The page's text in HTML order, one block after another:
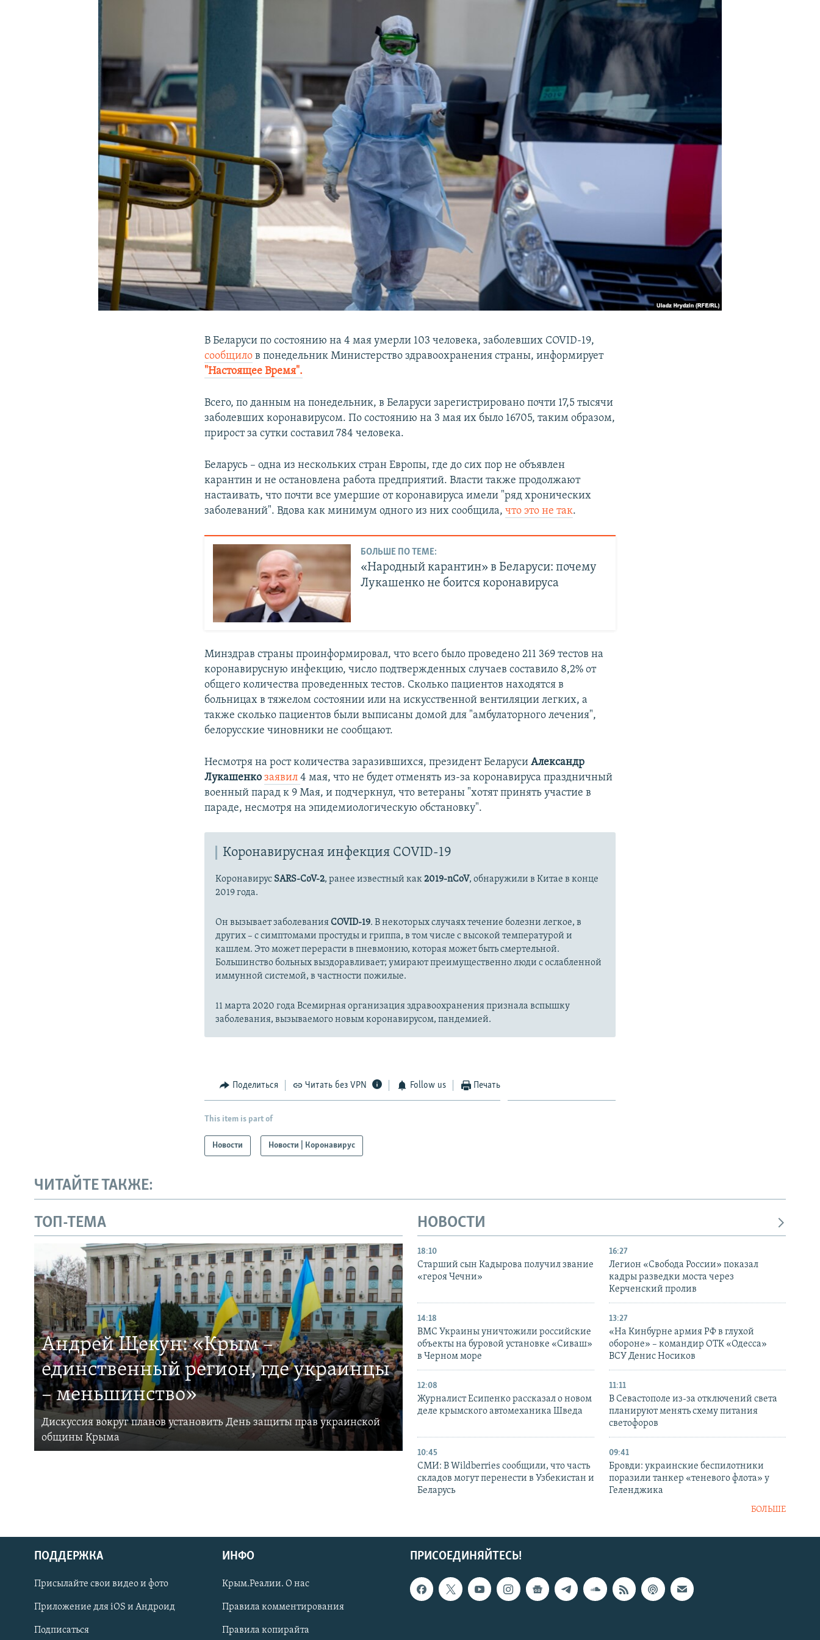
УКРАИНСКАЯ ПРОБЛЕМА КРЫМА
Українською
Qırımtatar
ПРИСОЕДИНЯЙТЕСЬ!
В Беларуси по состоянию на 4 мая умерли 103 человека, заболевших COVID-19,
сообщило в понедельник Министерство здравоохранения страны, информирует
"Настоящее Время".
Всего, по данным на понедельник, в Беларуси зарегистрировано почти 17,5 тысячи
заболевших коронавирусом. По состоянию на 3 мая их было 16705, таким образом,
прирост за сутки составил 784 человека.
Беларусь – одна из нескольких стран Европы, где до сих пор не объявлен
карантин и не остановлена работа предприятий. Власти также продолжают
настаивать, что почти все умершие от коронавируса имели "ряд хронических
заболеваний". Вдова как минимум одного из них сообщила,что это не так.
БОЛЬШЕ ПО ТЕМЕ:
«Народный карантин» в Беларуси: почему
Лукашенко не боится коронавируса
Минздрав страны проинформировал, что всего было проведено 211 369 тестов на
коронавирусную инфекцию, число подтвержденных случаев составило 8,2% от
общего количества проведенных тестов. С​колько пациентов находятся в
больницах в тяжелом состоянии или на искусственной вентиляции легких, а
также сколько пациентов были выписаны домой для "амбулаторного лечения",
белорусские чиновники не сообщают.
Несмотря на рост количества заразившихся, президент БеларусиАлександр
Лукашенко заявил4 мая, что не будет отменять из-за коронавируса праздничный
военный парад к 9 Мая, и подчеркнул, что ветераны "хотят принять участие в
параде, несмотря на эпидемиологическую обстановку".
Коронавирусная инфекция COVID-19
Коронавирус SARS-CoV-2, ранее известный как2019-nCoV, обнаружили в Китае в конце
2019 года.
Он вызывает заболеванияCOVID-19. В некоторых случаях течение болезни легкое, в
других – с симптомами простуды и гриппа, в том числе с высокой температурой и
кашлем. Это может перерасти в пневмонию, которая может быть смертельной.
Большинство больных выздоравливает; умирают преимущественно люди с ослабленной
иммунной системой, в частности пожилые.
11 марта 2020 года Всемирная организация здравоохранения признала вспышку
заболевания, вызываемого новым коронавирусом, пандемией.
Поделиться Читать без VPN Follow us Печать
This item is part of
Новости Новости | Коронавирус
ЧИТАЙТЕ ТАКЖЕ:
ТОП-ТЕМА
Андрей Щекун: «Крым –
единственный регион, где украинцы
– меньшинство»
Дискуссия вокруг планов установить День защиты прав украинской
общины Крыма
НОВОСТИ
18:10
Старший сын Кадырова получил звание
«героя Чечни»
16:27
Легион «Свобода России» показал
кадры разведки моста через
Керченский пролив
14:18
ВМС Украины уничтожили российские
объекты на буровой установке «Сиваш»
в Черном море
13:27
«На Кинбурне армия РФ в глухой
обороне» – командир ОТК «Одесса»
ВСУ Денис Носиков
12:08
Журналист Есипенко рассказал о новом
деле крымского автомеханика Шведа
11:11
В Севастополе из-за отключений света
планируют менять схему питания
светофоров
10:45
СМИ: В Wildberries сообщили, что часть
складов могут перенести в Узбекистан и
Беларусь
09:41
Бровди: украинские беспилотники
поразили танкер «теневого флота» у
Геленджика
БОЛЬШЕ
ПРИСОЕДИНЯЙТЕСЬ!
ПОДДЕРЖКА
Присылайте свои видео и фото
Приложение для iOS и Андроид
Подписаться
ИНФО
Крым.Реалии. О нас
Правила комментирования
Правила копирайта